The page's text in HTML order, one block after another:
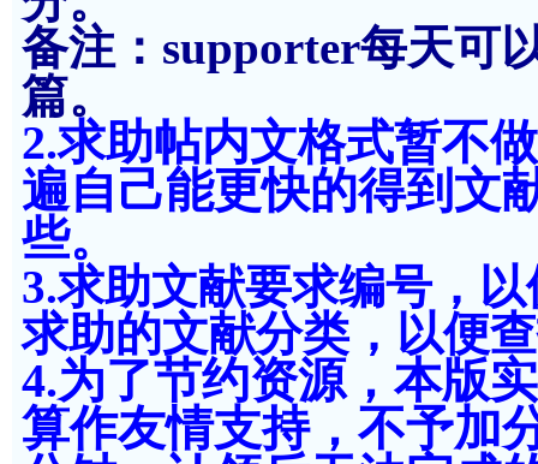
备注：supporter每天可
篇。
2.求助帖内文格式暂不
遍自己能更快的得到文
些。
3.求助文献要求编号，
求助的文献分类，以便
4.为了节约资源，本版
算作友情支持，不予加